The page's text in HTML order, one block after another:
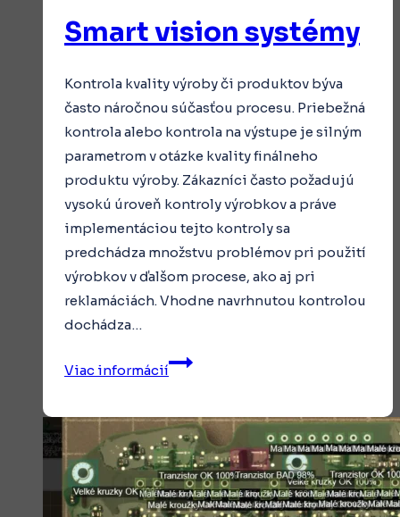
Smart vision systémy
Kontrola kvality výroby či produktov býva
často náročnou súčasťou procesu. Priebežná
kontrola alebo kontrola na výstupe je silným
parametrom v otázke kvality finálneho
produktu výroby. Zákazníci často požadujú
vysokú úroveň kontroly výrobkov a práve
implementáciou tejto kontroly sa
predchádza množstvu problémov pri použití
výrobkov v ďalšom procese, ako aj pri
reklamáciách. Vhodne navrhnutou kontrolou
dochádza…
Viac informácií
Smart